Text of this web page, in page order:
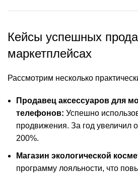
Кейсы успешных
маркетплейсах
Рассмотрим несколько
Продавец аксессуаров для
телефонов: Успешно
продвижения. За год увеличил
200%.
Магазин экологической
программу лояльности, что